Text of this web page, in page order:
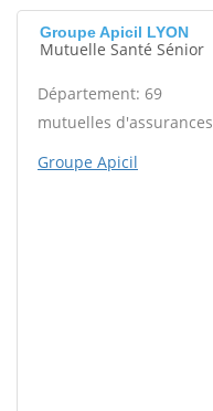
Groupe Apicil LYON
Mutuelle Santé Sénior
Département: 69
mutuelles d'assurances
Groupe Apicil